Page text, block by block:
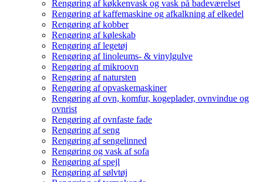
Rengøring af køkkenvask og vask på badeværelset
Rengøring af kaffemaskine og afkalkning af elkedel
Rengøring af kobber
Rengøring af køleskab
Rengøring af legetøj
Rengøring af linoleums- & vinylgulve
Rengøring af mikroovn
Rengøring af natursten
Rengøring af opvaskemaskiner
Rengøring af ovn, komfur, kogeplader, ovnvindue og
ovnrist
Rengøring af ovnfaste fade
Rengøring af seng
Rengøring af sengelinned
Rengøring og vask af sofa
Rengøring af spejl
Rengøring af sølvtøj